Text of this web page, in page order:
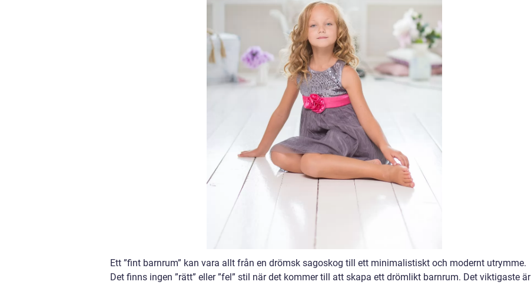
Ett ”fint barnrum” kan vara allt från en drömsk sagoskog till ett minimalistiskt och modernt utrymme.
Det finns ingen ”rätt” eller ”fel” stil när det kommer till att skapa ett drömlikt barnrum. Det viktigaste är